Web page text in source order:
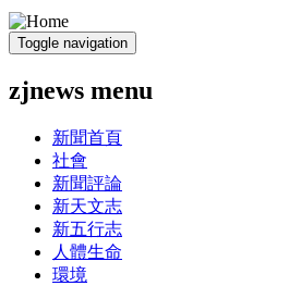
Toggle navigation
zjnews menu
新聞首頁
社會
新聞評論
新天文志
新五行志
人體生命
環境